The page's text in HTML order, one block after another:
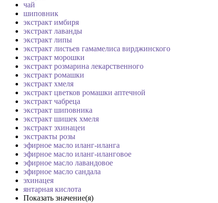
чай
шиповник
экстракт имбиря
экстракт лаванды
экстракт липы
экстракт листьев гамамелиса вирджинского
экстракт морошки
экстракт розмарина лекарственного
экстракт ромашки
экстракт хмеля
экстракт цветков ромашки аптечной
экстракт чабреца
экстракт шиповника
экстракт шишек хмеля
экстракт эхинацеи
экстракты розы
эфирное масло иланг-иланга
эфирное масло иланг-иланговое
эфирное масло лавандовое
эфирное масло сандала
эхинацея
янтарная кислота
Показать значение(я)